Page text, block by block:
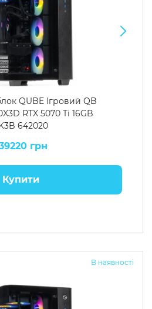
QUBE Ігровий QB
RTX 5070 Ti 16GB
642020
грн
Купити
В наявності